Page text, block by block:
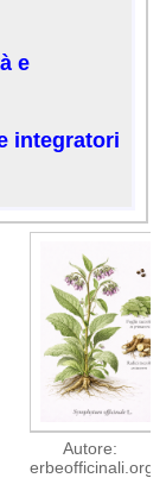
e
integratori
Autore:
erbeofficinali.org